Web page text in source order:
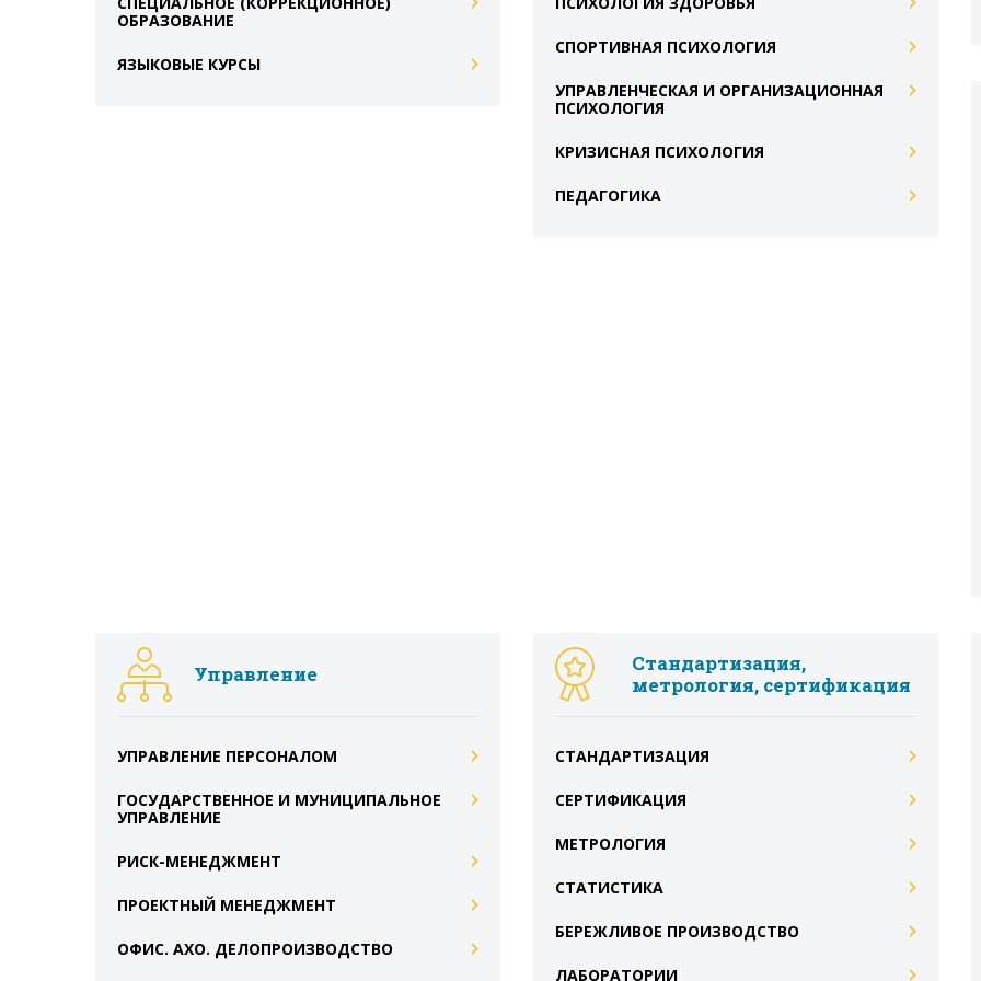
ОБРАЗОВАНИЕ
ЯЗЫКОВЫЕ КУРСЫ
СПОРТИВНАЯ ПСИХОЛОГИЯ
УПРАВЛЕНЧЕСКАЯ И ОРГАНИЗАЦИОННАЯ
ПСИХОЛОГИЯ
КРИЗИСНАЯ ПСИХОЛОГИЯ
ПЕДАГОГИКА
Управление
УПРАВЛЕНИЕ ПЕРСОНАЛОМ
ГОСУДАРСТВЕННОЕ И МУНИЦИПАЛЬНОЕ
УПРАВЛЕНИЕ
РИСК-МЕНЕДЖМЕНТ
ПРОЕКТНЫЙ МЕНЕДЖМЕНТ
ОФИС. АХО. ДЕЛОПРОИЗВОДСТВО
Стандартизация,
метрология, сертификация
СТАНДАРТИЗАЦИЯ
СЕРТИФИКАЦИЯ
МЕТРОЛОГИЯ
СТАТИСТИКА
БЕРЕЖЛИВОЕ ПРОИЗВОДСТВО
ЛАБОРАТОРИИ